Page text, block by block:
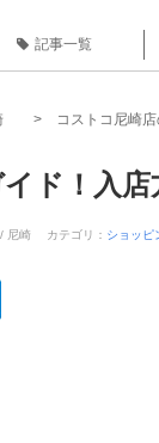
記事一覧
コストコ尼崎
ド！入
尼崎 カテゴリ： ショッピ